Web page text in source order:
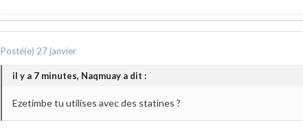
Posté(e) 27 janvier
il y a 7 minutes, Naqmuay a dit :
Ezetimbe tu utilises avec des statines ?